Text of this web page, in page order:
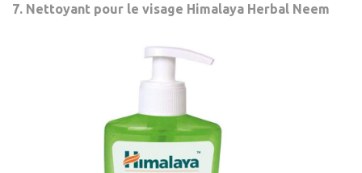
7. Nettoyant pour le visage Himalaya Herbal Neem